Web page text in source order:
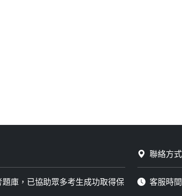
庫，已協助眾多考生成功取得保
聯絡方式
客服時